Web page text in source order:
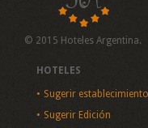
© 2015 Hoteles Argentina.
HOTELES
Sugerir establecimiento
Sugerir Edición